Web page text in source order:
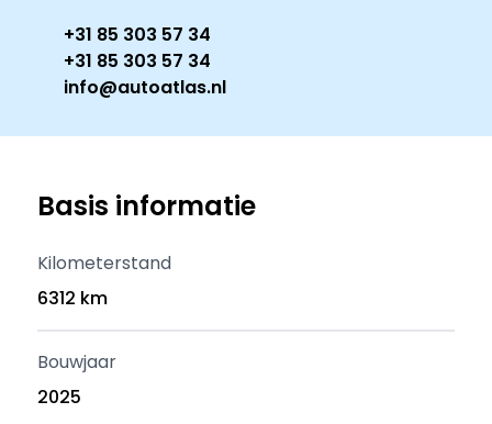
+31 85 303 57 34
+31 85 303 57 34
info@autoatlas.nl
Basis informatie
Kilometerstand
6312 km
Bouwjaar
2025